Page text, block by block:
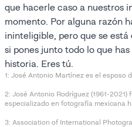
que hacerle caso a nuestros
momento. Por alguna razón
ininteligible, pero que se
si pones junto todo lo que
historia. Eres tú.
1: José Antonio Martínez es el esposo
2: José Antonio Rodríguez (1961-2021)
especializado en fotografía mexicana
3: Association of International